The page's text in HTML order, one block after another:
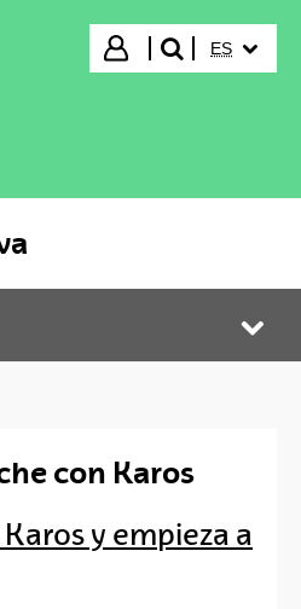
Iniciar sesión
buscar"
ES
con Karos
y empieza a